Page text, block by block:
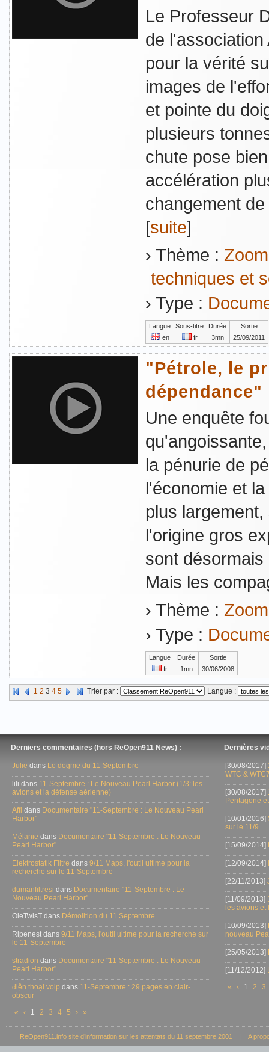
Le Professeur
de
pour la vérité
images de
et pointe du
plusieurs
chute pose
accélération
changement
[suite]
› Thème :
techniques et
› Type :
Langue Sous-titre Durée
Sortie
en
fr 3mn 25/09/2011
"Pétrole, le
dépendance"
Une enquête
la pénurie de
l'économie et
plus
l'origine gros
sont
Mais les
› Thème :
› Type :
Langue Durée
Sortie
fr
1mn 30/06/2008
1 2 3 4 5 Trier par : Langue :
Derniers commentaires (hors ReOpen911 News) :
Julie dans Le dogme du 11-Septembre
lili dans 11-Septembre : Le Nouveau Pearl Harbor (1/3: les
avions et la défense aérienne)
Affi dans Documentaire "11-Septembre : Le Nouveau Pearl
Harbor"
Mélanie dans Documentaire "11-Septembre : Le Nouveau
Pearl Harbor"
Elektrostatik Filtre dans 9/11 Maps, l'outil ultime pour la
recherche sur le 11-Septembre
dumanfiltresi dans Documentaire "11-Septembre : Le
Nouveau Pearl Harbor"
OleTwisT dans Démolition du 11 Septembre
Ripenest dans 9/11 Maps, l'outil ultime pour la recherche sur
le 11-Septembre
stradion dans Documentaire "11-Septembre : Le Nouveau
Pearl Harbor"
điện thoại voip dans 11-Septembre : 29 pages en clair-
obscur
«
‹ 1 2 3 4 5 › »
Dernières
[30/08/2017]
WTC &
[30/08/2017]
Pentagone
[10/01/2016]
sur le 11/9
[15/09/2014]
[12/09/2014]
[22/11/2013]
[11/09/2013]
les avions
[10/09/2013]
nouveau
[25/05/2013]
[11/12/2012]
«
‹ 1 2 3
ReOpen911.info site d’information sur les attentats du 11 septembre 2001 | A